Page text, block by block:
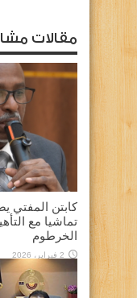
مقالات
كابتن المفتي
تماشيا مع
الخرطوم
2 فبراير، 2026